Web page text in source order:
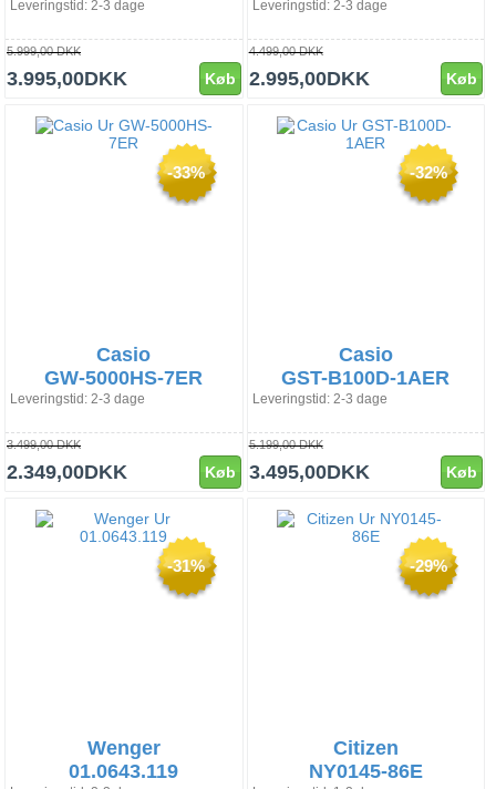
Leveringstid: 2-3 dage
5.999,00 DKK
3.995,00DKK Køb
Leveringstid: 2-3 dage
4.499,00 DKK
2.995,00DKK Køb
-33%
Casio
GW-5000HS-7ER
Leveringstid: 2-3 dage
3.499,00 DKK
2.349,00DKK Køb
-32%
Casio
GST-B100D-1AER
Leveringstid: 2-3 dage
5.199,00 DKK
3.495,00DKK Køb
-31%
Wenger
01.0643.119
-29%
Citizen
NY0145-86E